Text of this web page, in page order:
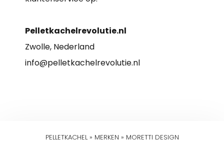
Pelletkachelrevolutie.nl
Zwolle, Nederland
info@pelletkachelrevolutie.nl
PELLETKACHEL» MERKEN » MORETTI DESIGN